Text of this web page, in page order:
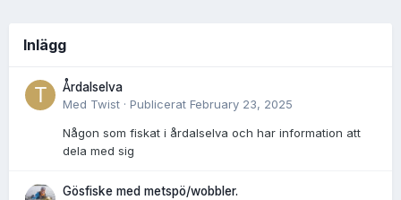
Inlägg
Årdalselva
Med Twist · Publicerat February 23, 2025
Någon som fiskat i årdalselva och har information att
dela med sig
Gösfiske med metspö/wobbler.